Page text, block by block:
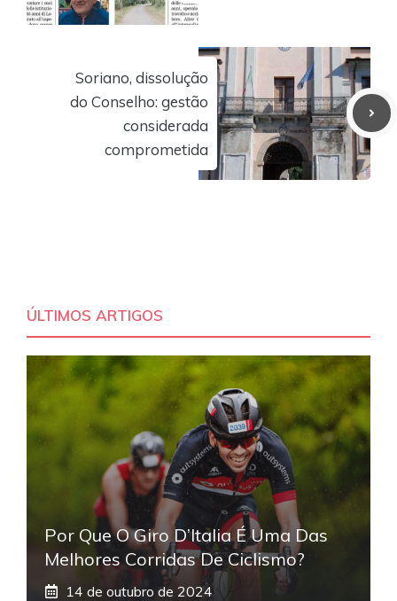
Soriano, dissolução
do Conselho: gestão
considerada
comprometida
ÚLTIMOS ARTIGOS
Por Que O Giro D’Italia É Uma Das
Melhores Corridas De Ciclismo?
14 de outubro de 2024